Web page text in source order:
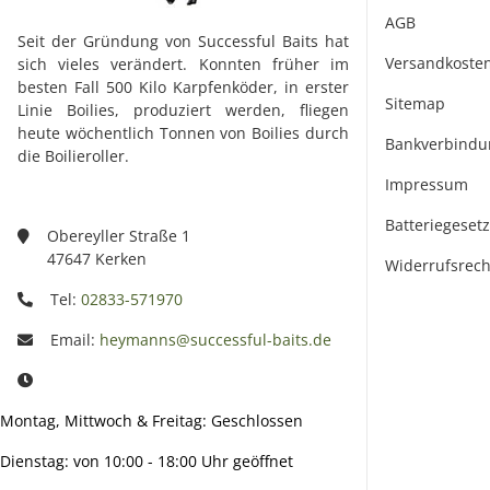
Seit der Gründung von Successful Baits hat
sich vieles verändert. Konnten früher im
besten Fall 500 Kilo Karpfenköder, in erster
Linie Boilies, produziert werden, fliegen
heute wöchentlich Tonnen von Boilies durch
die Boilieroller.
Obereyller Straße 1
47647 Kerken
Tel: 02833-571970
Email: heymanns@successful-baits.de
Montag, Mittwoch & Freitag: Geschlossen
Dienstag: von 10:00 - 18:00 Uhr geöffnet
AGB
Sitemap
Impressum